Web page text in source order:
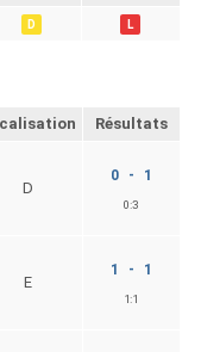
D L
Résultats
D
0 - 1
0:3
E
1 - 1
1:1